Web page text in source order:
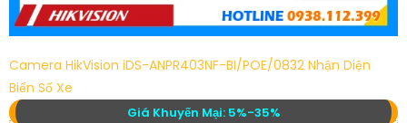
Camera HikVision iDS-ANPR403NF-BI/POE/0832 Nhận Diện
Biển Số Xe
Giá Khuyến Mại: 5%-35%